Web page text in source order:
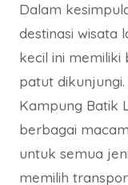
Dalam
destinasi wisata
kecil ini
patut dikunjungi.
Kampung Batik
berbagai
untuk semua
memilih